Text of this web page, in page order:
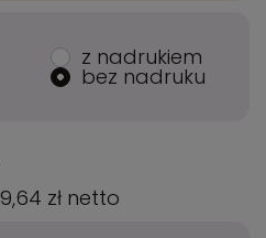
z nadrukiem
bez nadruku
9,64 zł netto